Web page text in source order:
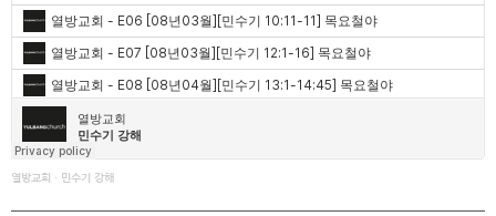
열방교회 · 민수기 강해